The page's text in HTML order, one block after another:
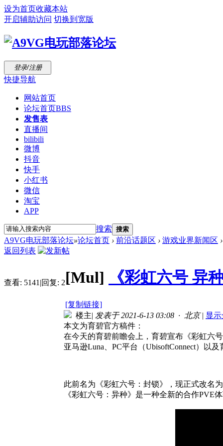
设为首页收藏本站
开启辅助访问 切换到宽版
登录/注册
快捷导航
网站首页
论坛首页BBS
发售表
直播间
bilibili
微博
抖音
快手
小红书
微信
淘宝
APP
搜索 搜索
A9VG电玩部落论坛»论坛首页 › 前沿话题区 › 游戏业界新闻区 ›
返回列表
查看: 5141 |回复: 2[Mul] 《彩虹六号 异
[复制链接]
楼主| 发表于 2021-6-13 03:08 · 北京 | 显
本文为育碧官方稿件：
在今天的育碧前瞻会上，育碧宣布《彩虹六
亚马逊Luna、PC平台（UbisoftConnect）以
此前名为《彩虹六号：封锁》，现正式改名
《彩虹六号：异种》是一种全新的合作PVE